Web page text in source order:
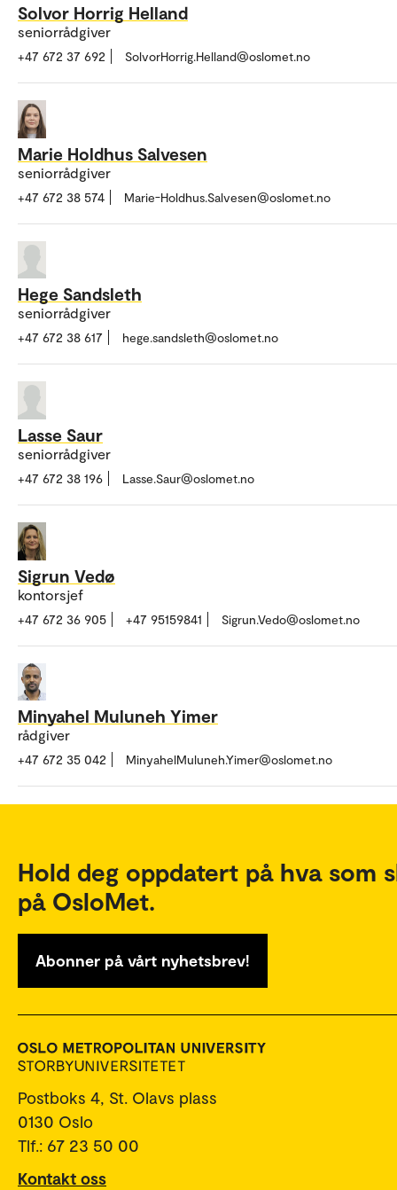
Solvor Horrig Helland
seniorrådgiver
+47 672 37 692 SolvorHorrig.Helland@oslomet.no
Marie Holdhus Salvesen
seniorrådgiver
+47 672 38 574 Marie-Holdhus.Salvesen@oslomet.no
Hege Sandsleth
seniorrådgiver
+47 672 38 617 hege.sandsleth@oslomet.no
Lasse Saur
seniorrådgiver
+47 672 38 196 Lasse.Saur@oslomet.no
Sigrun Vedø
kontorsjef
+47 672 36 905 +47 95159841 Sigrun.Vedo@oslomet.no
Minyahel Muluneh Yimer
rådgiver
+47 672 35 042 MinyahelMuluneh.Yimer@oslomet.no
Hold deg oppdatert på hva som
på OsloMet.
Abonner på vårt nyhetsbrev!
Postboks 4, St. Olavs plass
0130 Oslo
Tlf.: 67 23 50 00
Kontakt oss